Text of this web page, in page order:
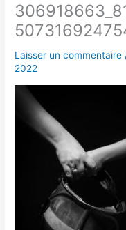
Laisser un commentaire
2022